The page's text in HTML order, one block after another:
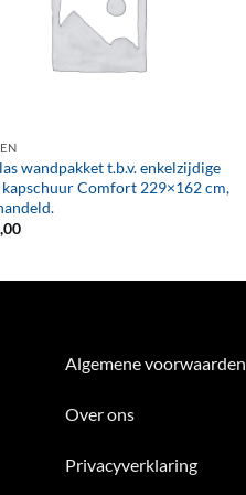
wandpakket t.b.v. enkelzijdige
Comfort 229×162 cm,
Algemene voorwaarden
Over ons
Privacyverklaring